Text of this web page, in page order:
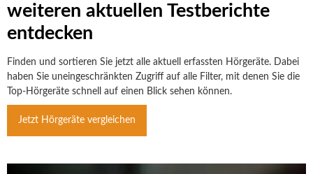
weiteren aktuellen Testberichte
entdecken
Finden und sortieren Sie jetzt alle aktuell erfassten Hörgeräte. Dabei
haben Sie uneingeschränkten Zugriff auf alle Filter, mit denen Sie die
Top-Hörgeräte schnell auf einen Blick sehen können.
Jetzt Hörgeräte vergleichen